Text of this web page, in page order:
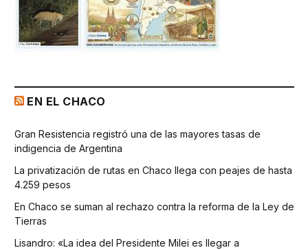
EN EL CHACO
Gran Resistencia registró una de las mayores tasas de
indigencia de Argentina
La privatización de rutas en Chaco llega con peajes de hasta
4.259 pesos
En Chaco se suman al rechazo contra la reforma de la Ley de
Tierras
Lisandro: «La idea del Presidente Milei es llegar a